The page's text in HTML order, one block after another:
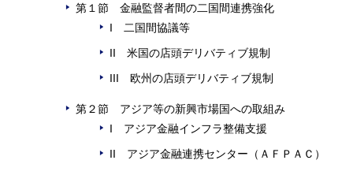
第１節 金融監督者間の二国間連携強化
I 二国間協議等
II 米国の店頭デリバティブ規制
III 欧州の店頭デリバティブ規制
第２節 アジア等の新興市場国への取組み
I アジア金融インフラ整備支援
II アジア金融連携センター（ＡＦＰＡＣ）